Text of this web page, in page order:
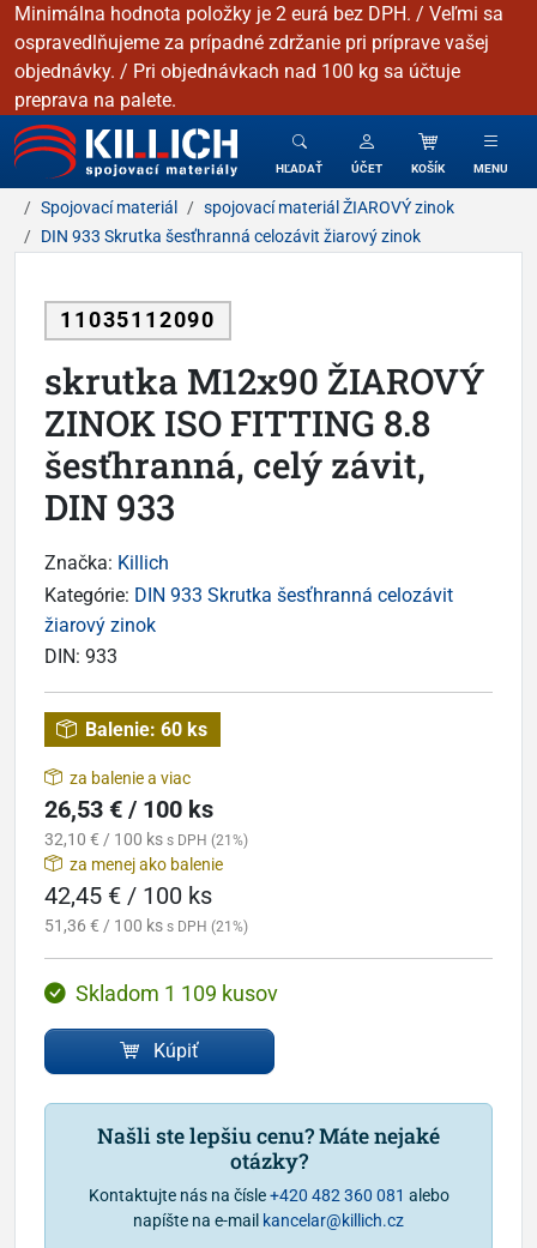
Minimálna hodnota položky je 2 eurá bez DPH. / Veľmi sa
ospravedlňujeme za prípadné zdržanie pri príprave vašej
objednávky. / Pri objednávkach nad 100 kg sa účtuje
preprava na palete.
KILLICH - Spojovacie materiály
HĽADAŤ ÚČET KOŠÍK MENU
Spojovací materiál
spojovací materiál ŽIAROVÝ zinok
DIN 933 Skrutka šesťhranná celozávit žiarový zinok
11035112090
skrutka M12x90 ŽIAROVÝ
ZINOK ISO FITTING 8.8
šesťhranná, celý závit,
DIN 933
Značka: Killich
Kategórie: DIN 933 Skrutka šesťhranná celozávit
žiarový zinok
DIN: 933
Balenie: 60 ks
za balenie a viac
26,53 € / 100 ks
32,10 € / 100 ks s DPH (21%)
za menej ako balenie
42,45 € / 100 ks
51,36 € / 100 ks s DPH (21%)
Skladom 1 109 kusov
Kúpiť
Našli ste lepšiu cenu? Máte nejaké
otázky?
Kontaktujte nás na čísle+420 482 360 081 alebo
napíšte na e-mail kancelar@killich.cz